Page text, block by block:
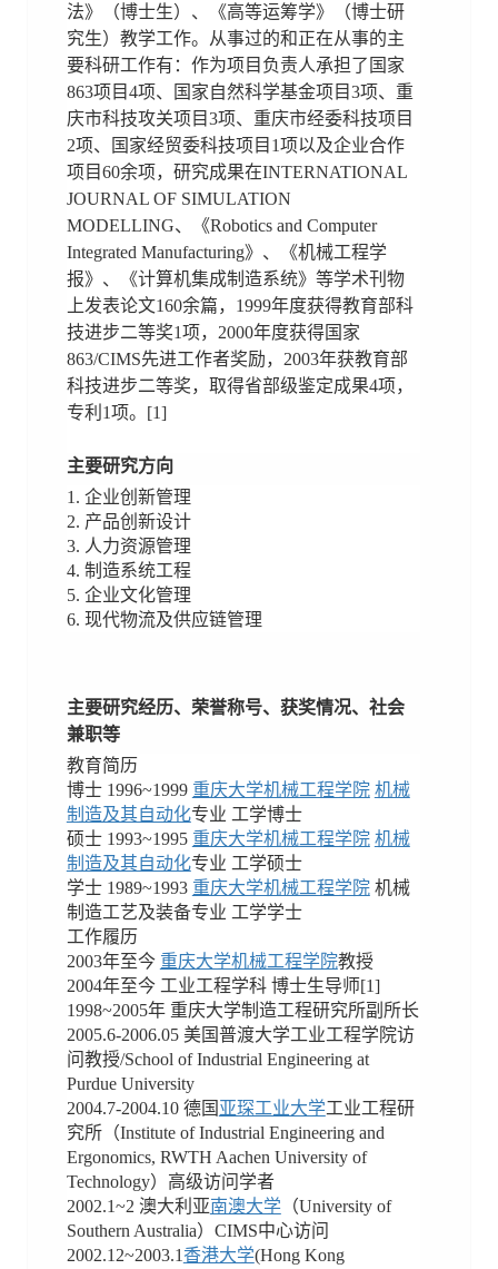
法》（博士生）、《高等运筹学》（博士研
究生）教学工作。从事过的和正在从事的主
要科研工作有：作为项目负责人承担了国家
863项目4项、国家自然科学基金项目3项、重
庆市科技攻关项目3项、重庆市经委科技项目
2项、国家经贸委科技项目1项以及企业合作
项目60余项，研究成果在INTERNATIONAL
JOURNAL OF SIMULATION
MODELLING、《Robotics and Computer
Integrated Manufacturing》、《机械工程学
报》、《计算机集成制造系统》等学术刊物
上发表论文160余篇，1999年度获得教育部科
技进步二等奖1项，2000年度获得国家
863/CIMS先进工作者奖励，2003年获教育部
科技进步二等奖，取得省部级鉴定成果4项，
专利1项。[1]
主要研究方向
1. 企业创新管理
2. 产品创新设计
3. 人力资源管理
4. 制造系统工程
5. 企业文化管理
6. 现代物流及供应链管理
主要研究经历、荣誉称号、获奖情况、社会
兼职等
教育简历
博士 1996~1999 重庆大学机械工程学院 机械
制造及其自动化专业 工学博士
硕士 1993~1995 重庆大学机械工程学院 机械
制造及其自动化专业 工学硕士
学士 1989~1993 重庆大学机械工程学院机械
制造工艺及装备专业 工学学士
工作履历
2003年至今 重庆大学机械工程学院教授
2004年至今 工业工程学科 博士生导师[1]
1998~2005年 重庆大学制造工程研究所副所长
2005.6-2006.05 美国普渡大学工业工程学院访
问教授/School of Industrial Engineering at
Purdue University
2004.7-2004.10 德国 亚琛工业大学工业工程研
究所（Institute of Industrial Engineering and
Ergonomics, RWTH Aachen University of
Technology）高级访问学者
2002.1~2 澳大利亚南澳大学（University of
Southern Australia）CIMS中心访问
2002.12~2003.1 香港大学(Hong Kong